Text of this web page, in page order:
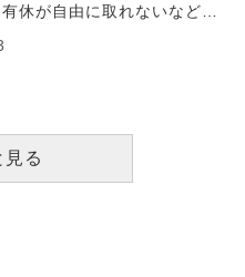
休が自由に取れないなどス
、色々とやりたい事もあ
と思い退職しようと思って
旅に出る事ができたり、心
去に辞めた人の光景が浮か
裏腹に、働いている所は
見る